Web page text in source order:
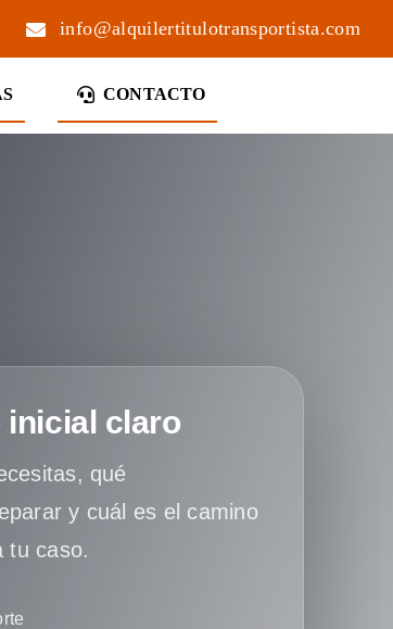
info@alquilertitulotransportista.com
CONTACTO
inicial claro
qué
y cuál es el camino
tu caso.